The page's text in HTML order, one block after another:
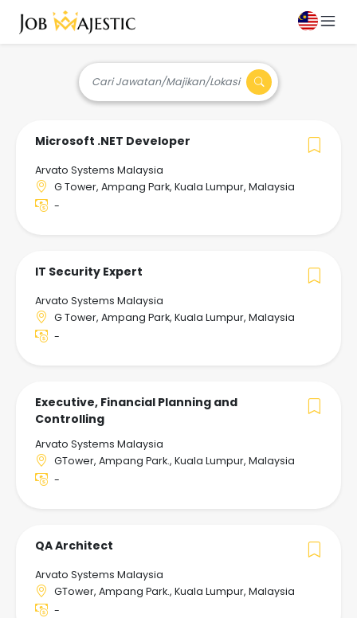
Cari Jawatan/Majikan/Lokasi
Microsoft .NET Developer
Arvato Systems Malaysia
G Tower, Ampang Park, Kuala Lumpur, Malaysia
-
IT Security Expert
Arvato Systems Malaysia
G Tower, Ampang Park, Kuala Lumpur, Malaysia
-
Executive, Financial Planning and
Controlling
Arvato Systems Malaysia
GTower, Ampang Park., Kuala Lumpur, Malaysia
-
QA Architect
Arvato Systems Malaysia
GTower, Ampang Park., Kuala Lumpur, Malaysia
-